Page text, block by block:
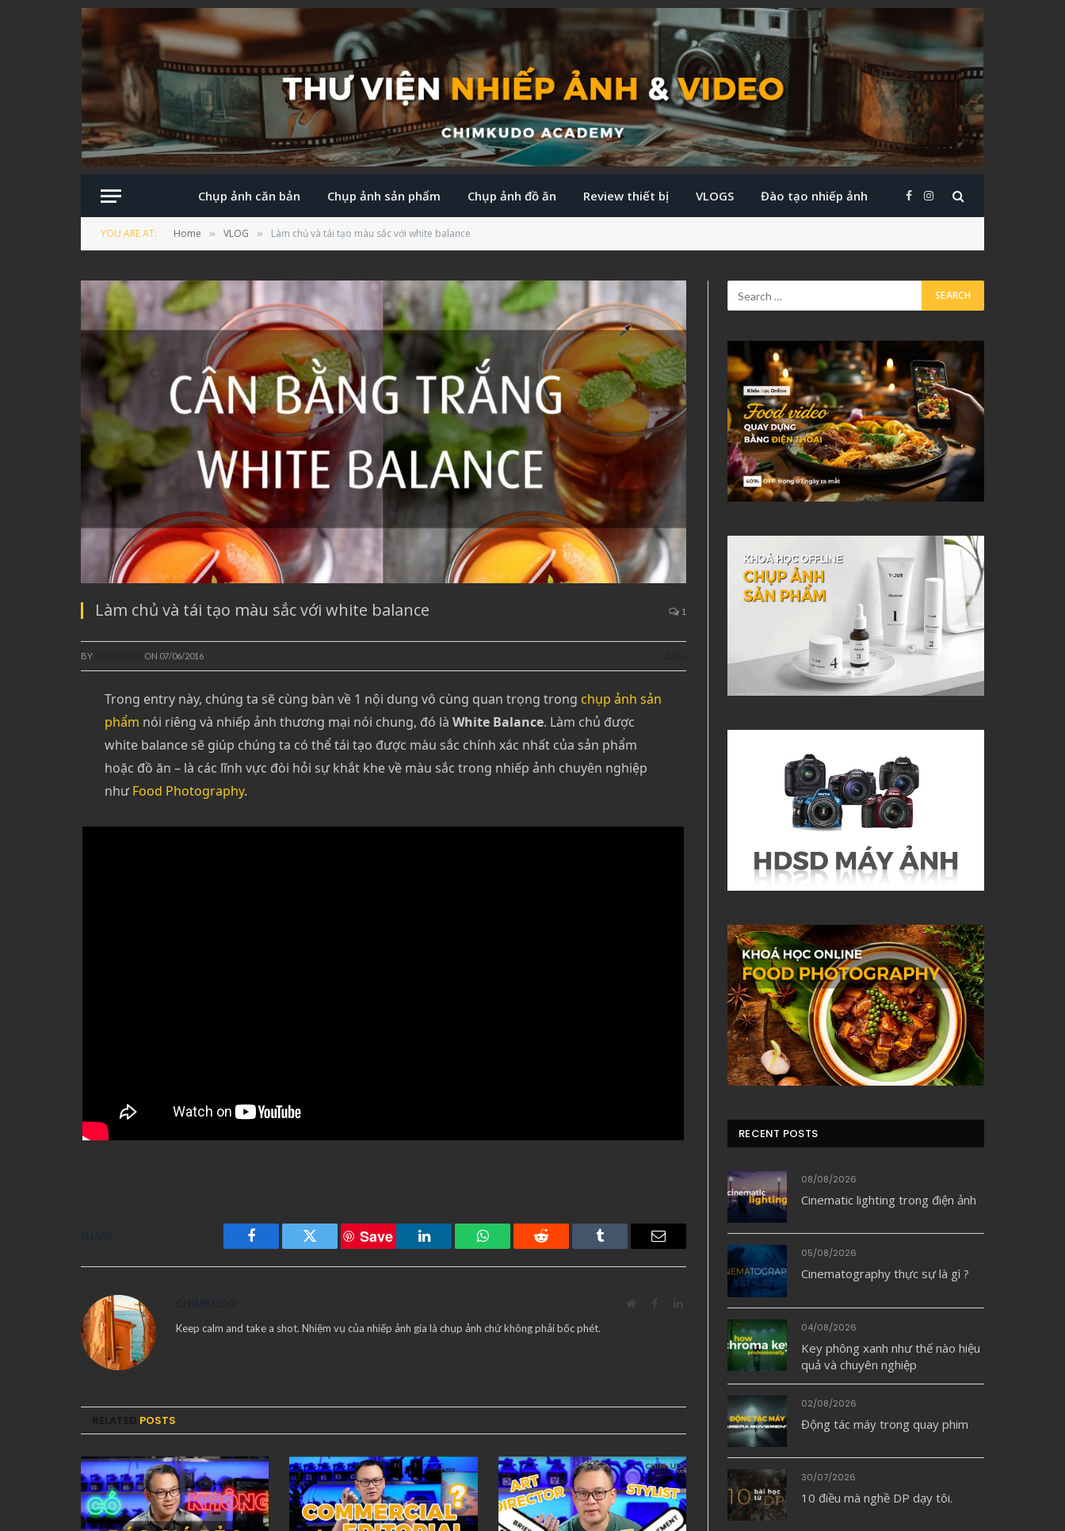
Chụp ảnh căn bản Chụp ảnh sản phẩm Chụp ảnh đồ ăn Review thiết bị VLOGS Đào tạo nhiếp ảnh Facebook
Instagram
YOU ARE AT: Home » VLOG » Làm chủ và tái tạo màu sắc với white balance
Làm chủ và tái tạo màu sắc với white balance 1
BY ON 07/06/2016
Trong entry này, chúng ta sẽ cùng bàn về 1 nội dung vô cùng quan trọng trong chụp ảnh sản
phẩm nói riêng và nhiếp ảnh thương mại nói chung, đó làWhite Balance. Làm chủ được
white balance sẽ giúp chúng ta có thể tái tạo được màu sắc chính xác nhất của sản phẩm
hoặc đồ ăn – là các lĩnh vực đòi hỏi sự khắt khe về màu sắc trong nhiếp ảnh chuyên nghiệp
nhưFood Photography.
Facebook Twitter
Save
LinkedIn WhatsAppReddit Tumblr Email
Keep calm and take a shot. Nhiệm vụ của nhiếp ảnh gia là chụp ảnh chứ không phải bốc phét.
POSTS
RECENT POSTS
08/08/2026
Cinematic lighting trong điện ảnh
05/08/2026
Cinematography thực sự là gì ?
04/08/2026
Key phông xanh như thế nào hiệu
quả và chuyên nghiệp
02/08/2026
Động tác máy trong quay phim
30/07/2026
10 điều mà nghề DP dạy tôi.